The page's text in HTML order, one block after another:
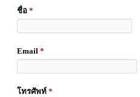
ชื่อ *
Email *
โทรศัพท์ *